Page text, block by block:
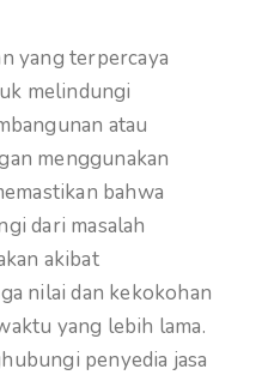
yang terpercaya
melindungi
atau
menggunakan
bahwa
dari masalah
akibat
nilai dan kekokohan
yang lebih lama.
penyedia jasa